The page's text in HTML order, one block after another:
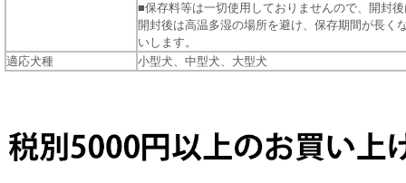
■保存料等は一切使用しておりませんので、開封
開封後は高温多湿の場所を避け、保存期間が長く
いします。
適応犬種
小型犬、中型犬、大型犬